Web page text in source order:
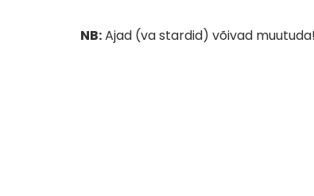
NB:Ajad (va stardid) võivad muutuda!